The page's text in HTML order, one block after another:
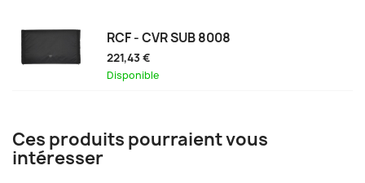
RCF - CVR SUB 8008
221,43 €
Disponible
Ces produits pourraient vous
intéresser